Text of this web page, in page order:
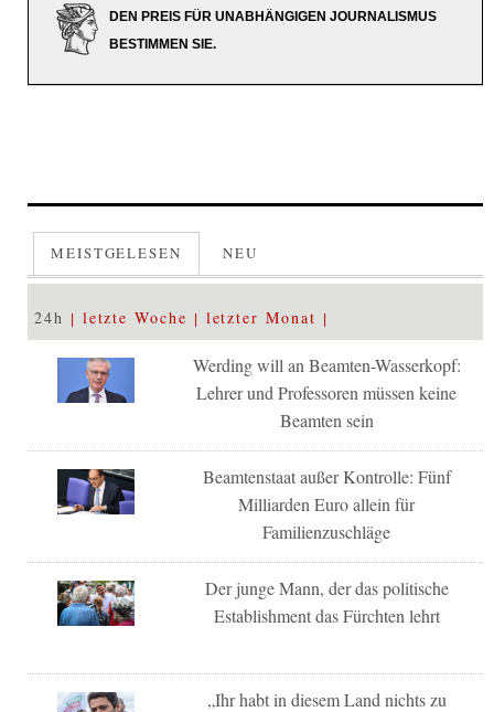
DEN PREIS FÜR UNABHÄNGIGEN JOURNALISMUS
BESTIMMEN SIE.
MEISTGELESEN NEU
24h letzte Woche letzter Monat
Werding will an Beamten-Wasserkopf:
Lehrer und Professoren müssen keine
Beamten sein
Beamtenstaat außer Kontrolle: Fünf
Milliarden Euro allein für
Familienzuschläge
Der junge Mann, der das politische
Establishment das Fürchten lehrt
„Ihr habt in diesem Land nichts zu